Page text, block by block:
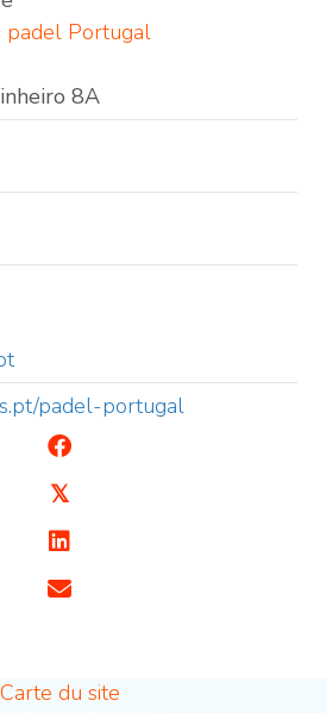
padel Portugal
8A
padel-portugal
𝕏
Carte du site